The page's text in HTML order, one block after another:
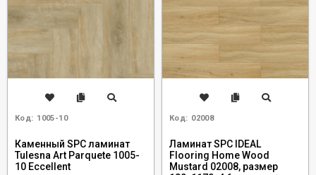
Код: 1005-10
Каменный SPC ламинат
Tulesna Art Parquete 1005-
10 Eccellent
Код: 02008
Ламинат SPC IDEAL
Flooring Home Wood
Mustard 02008, размер